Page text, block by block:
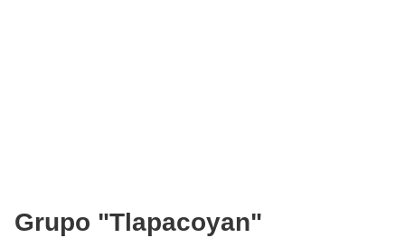
Grupo "Tlapacoyan"